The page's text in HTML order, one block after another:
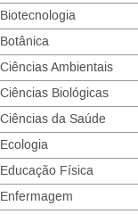
Biotecnologia
Botânica
Ciências Ambientais
Ciências Biológicas
Ciências da Saúde
Ecologia
Educação Física
Enfermagem